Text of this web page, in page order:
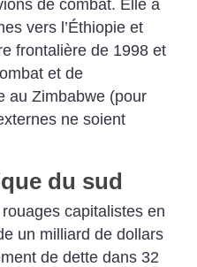
de combat. Elle a
vers l’Éthiopie et
frontalière de 1998 et
et de
au Zimbabwe (pour
ne soient
du sud
capitalistes en
un milliard de dollars
de dette dans 32